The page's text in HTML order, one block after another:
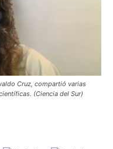
Cruz, compartió varias
(Ciencia del Sur)